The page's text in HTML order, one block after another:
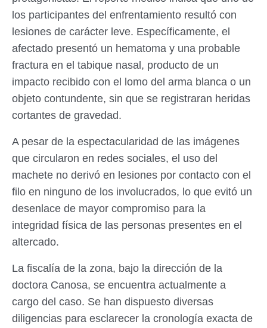
los participantes del enfrentamiento resultó con
lesiones de carácter leve. Específicamente, el
afectado presentó un hematoma y una probable
fractura en el tabique nasal, producto de un
impacto recibido con el lomo del arma blanca o un
objeto contundente, sin que se registraran heridas
cortantes de gravedad.
A pesar de la espectacularidad de las imágenes
que circularon en redes sociales, el uso del
machete no derivó en lesiones por contacto con el
filo en ninguno de los involucrados, lo que evitó un
desenlace de mayor compromiso para la
integridad física de las personas presentes en el
altercado.
La fiscalía de la zona, bajo la dirección de la
doctora Canosa, se encuentra actualmente a
cargo del caso. Se han dispuesto diversas
diligencias para esclarecer la cronología exacta de